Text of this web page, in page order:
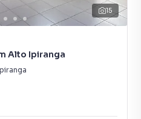
15
Alto Ipiranga